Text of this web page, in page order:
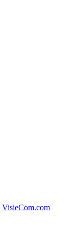
VisieCom.com